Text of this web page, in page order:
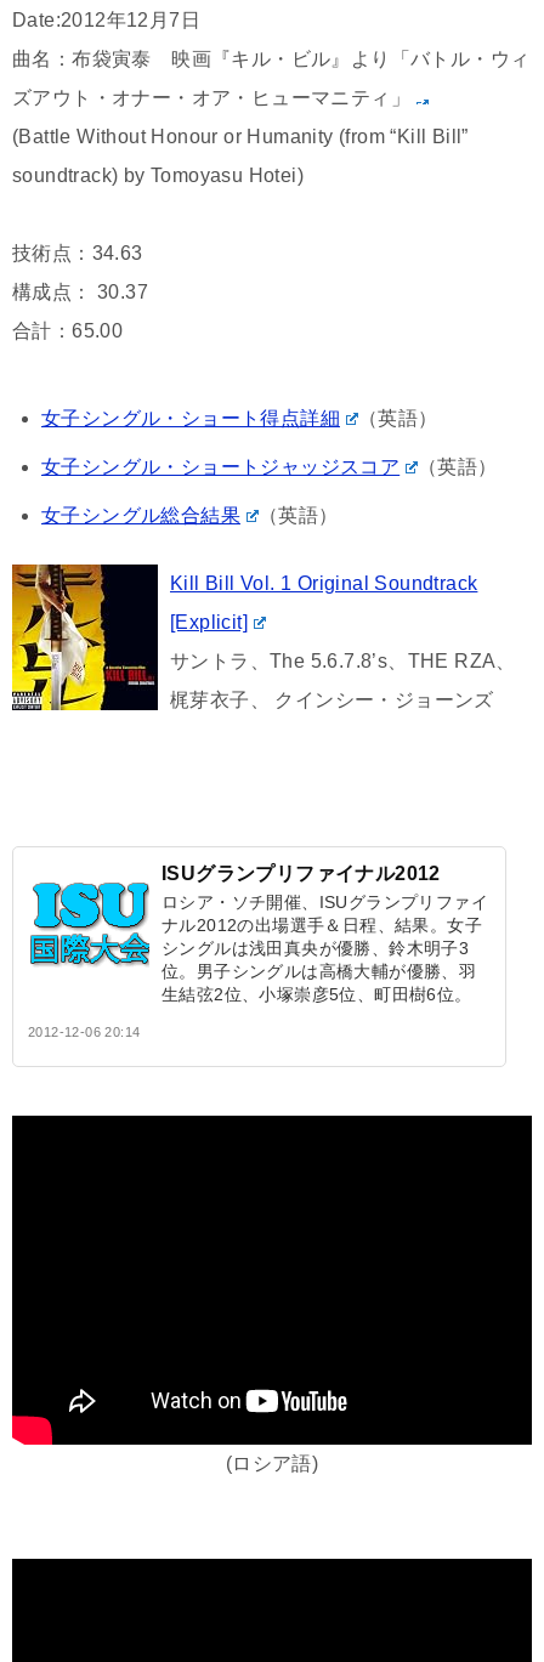
Date:2012年12月7日
曲名：布袋寅泰 映画『キル・ビル』より「バトル・ウィ
ズアウト・オナー・オア・ヒューマニティ」
(Battle Without Honour or Humanity (from “Kill Bill”
soundtrack) by Tomoyasu Hotei)
技術点：34.63
構成点： 30.37
合計：65.00
女子シングル・ショート得点詳細 （英語）
女子シングル・ショートジャッジスコア （英語）
女子シングル総合結果 （英語）
Kill Bill Vol. 1 Original Soundtrack
[Explicit]
サントラ、The 5.6.7.8’s、THE RZA、
梶芽衣子、 クインシー・ジョーンズ
ISUグランプリファイナル2012
ロシア・ソチ開催、ISUグランプリファイ
ナル2012の出場選手＆日程、結果。女子
シングルは浅田真央が優勝、鈴木明子3
位。男子シングルは高橋大輔が優勝、羽
生結弦2位、小塚崇彦5位、町田樹6位。
2012-12-06 20:14
(ロシア語)